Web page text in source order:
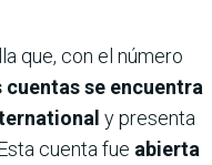
que, con el número
cuentas se encuentra
y presenta
cuenta fue abierta